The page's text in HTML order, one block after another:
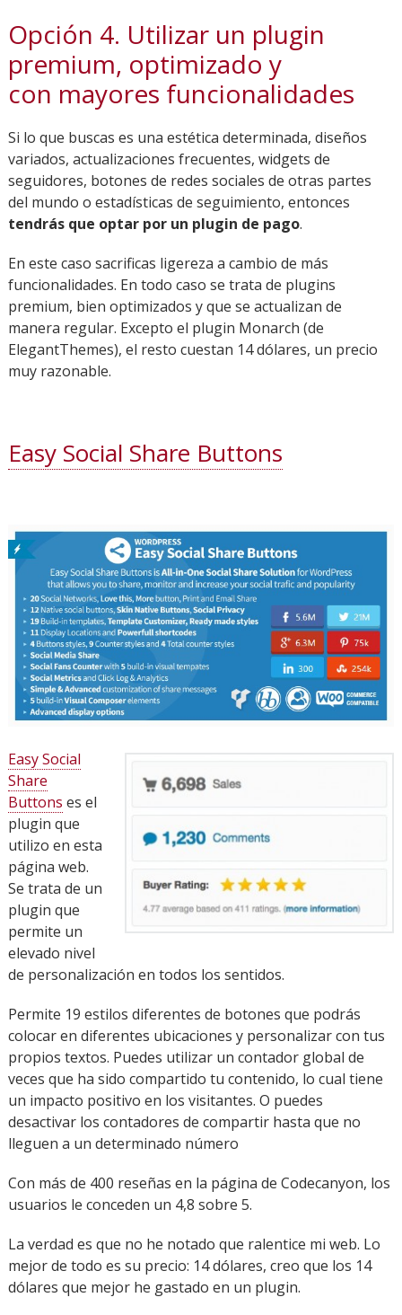
Opción 4. Utilizar un plugin
premium, optimizado y
con mayores funcionalidades
Si lo que buscas es una estética determinada, diseños
variados, actualizaciones frecuentes, widgets de
seguidores, botones de redes sociales de otras partes
del mundo o estadísticas de seguimiento, entonces
tendrás que optar por un plugin de pago.
En este caso sacrificas ligereza a cambio de más
funcionalidades. En todo caso se trata de plugins
premium, bien optimizados y que se actualizan de
manera regular. Excepto el plugin Monarch (de
ElegantThemes), el resto cuestan 14 dólares, un precio
muy razonable.
Easy Social Share Buttons
Easy Social
Share
Buttons es el
plugin que
utilizo en esta
página web.
Se trata de un
plugin que
permite un
elevado nivel
de personalización en todos los sentidos.
Permite 19 estilos diferentes de botones que podrás
colocar en diferentes ubicaciones y personalizar con tus
propios textos. Puedes utilizar un contador global de
veces que ha sido compartido tu contenido, lo cual tiene
un impacto positivo en los visitantes. O puedes
desactivar los contadores de compartir hasta que no
lleguen a un determinado número
Con más de 400 reseñas en la página de Codecanyon, los
usuarios le conceden un 4,8 sobre 5.
La verdad es que no he notado que ralentice mi web. Lo
mejor de todo es su precio: 14 dólares, creo que los 14
dólares que mejor he gastado en un plugin.